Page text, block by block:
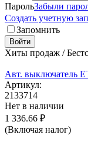
ПарольЗабыли
Создать учетную
Запомнить
Войти
Хиты продаж /
Авт. выключатель
Артикул:
2133714
Нет в наличии
1 336.66 ₽
(Включая налог)